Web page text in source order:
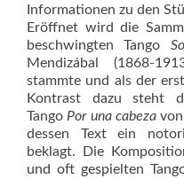
Informationen zu den
Eröffnet wird die
beschwingten Tango
Mendizábal (1868-
stammte und als der
Kontrast dazu steht
Tango Por una cabezavon
dessen Text ein
beklagt. Die
und oft gespielten